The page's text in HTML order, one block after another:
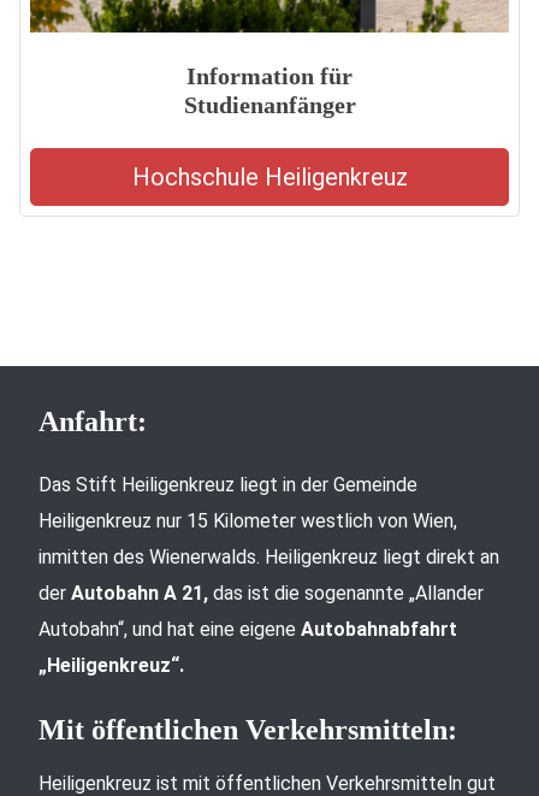
Information für
Studienanfänger
Hochschule Heiligenkreuz
Anfahrt:
Das Stift Heiligenkreuz liegt in der Gemeinde
Heiligenkreuz nur 15 Kilometer westlich von Wien,
inmitten des Wienerwalds. Heiligenkreuz liegt direkt an
der Autobahn A 21, das ist die sogenannte „Allander
Autobahn“, und hat eine eigene Autobahnabfahrt
„Heiligenkreuz“.
Mit öffentlichen Verkehrsmitteln:
Heiligenkreuz ist mit öffentlichen Verkehrsmitteln gut